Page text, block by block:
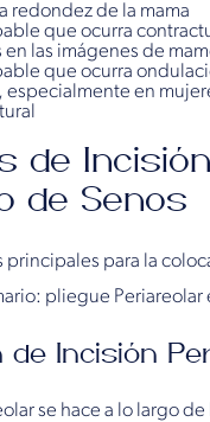
redondez de la mama
que ocurra
en las imágenes de
que ocurra
especialmente en
de
de Senos
principales para la
pliegue Periareolar
de Incisión
se hace a lo largo